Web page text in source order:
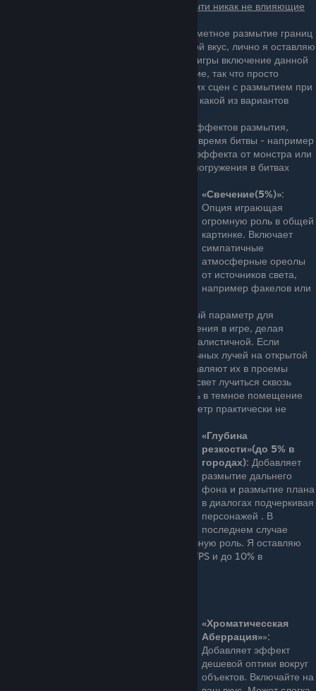
Дальше пойдут настройки которые почти никак не влияющие
: Едва ли заметное размытие границ
экрана в движении, отключайте на свой вкус, лично я оставляю
включенным. На производительность игры включение данной
опции оказывает минимальное влияние, так что просто
протестируйте несколько динамических сцен с размытием при
движении и без него, и определитесь, какой из вариантов
: Включение различных эффектов размытия,
предусмотренных разработчиками во время битвы - например
при получении какого-то негативного эффекта от монстра или
отравления. Для получения лучшего погружения в битвах
«Свечение(5%)»:
Опция играющая
огромную роль в общей
картинке. Включает
симпатичные
атмосферные ореолы
от источников света,
например факелов или
: Еще один важный параметр для
освещения, улучшают систему освещения в игре, делая
картинку более живой, объемной и реалистичной. Если
«Свечение» добавляло больше солнечных лучей на открытой
местности, то «Световые шахты» добавляют их в проемы
между зданиями, а также заставляют свет лучиться сквозь
ветви деревьев или красиво проникать в темное помещение
через оконные проемы. На FPS параметр практически не
«Глубина
резкости»(до 5% в
городах): Добавляет
размытие дальнего
фона и размытие плана
в диалогах подчеркивая
персонажей . В
последнем случае
играет очень важную кинематографичную роль. Я оставляю
включенным. Съедает примерно 5% FPS и до 10% в
«Хроматичесская
Аберрация»»:
Добавляет эффект
дешевой оптики вокруг
объектов. Включайте на